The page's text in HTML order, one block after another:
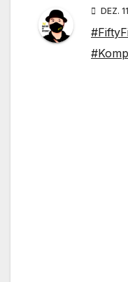
DEZ.